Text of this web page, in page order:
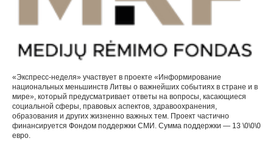
«Экспресс-неделя» участвует в проекте «Информирование
национальных меньшинств Литвы о важнейших событиях в стране и в
мире», который предусматривает ответы на вопросы, касающиеся
социальной сферы, правовых аспектов, здравоохранения,
образования и других жизненно важных тем. Проект частично
финансируется Фондом поддержки СМИ. Сумма поддержки — 13 \0\0\0
евро.